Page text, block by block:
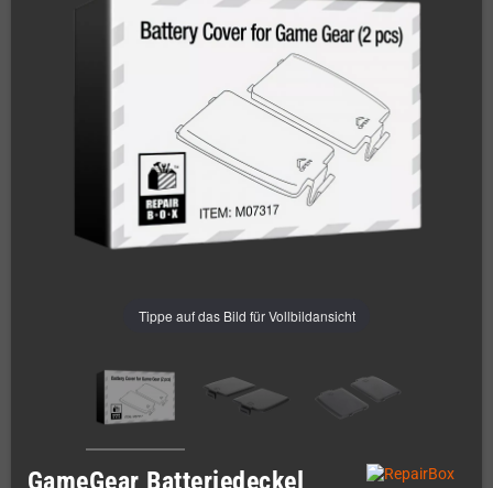
Tippe auf das Bild für Vollbildansicht